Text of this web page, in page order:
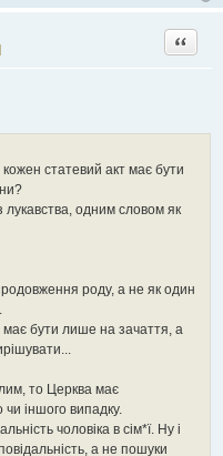
Цитата
статевий акт має бути
лукавства, одним словом як
роду, а не як один
бути лише на зачаття, а
то Церква має
чи іншого випадку.
чоловіка в сім*ї. Ну і
а не пошуки